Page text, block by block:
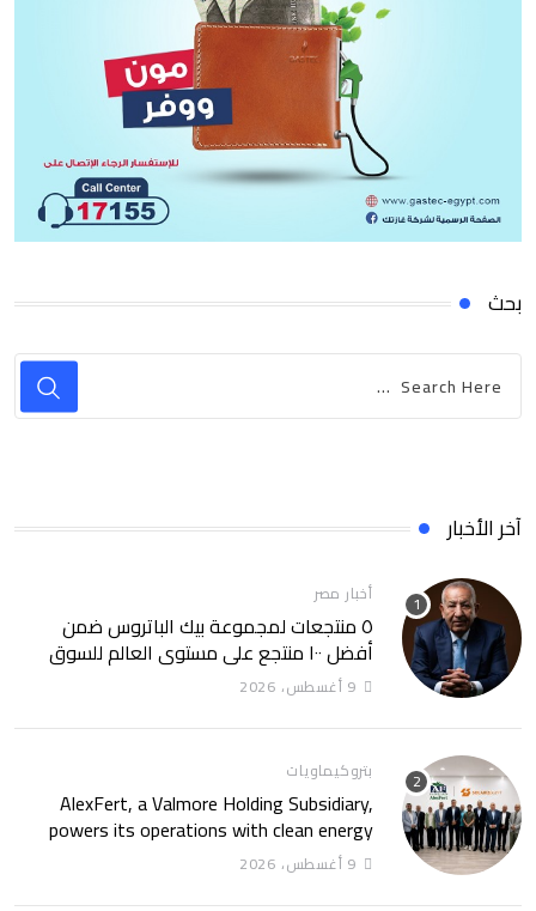
بحث
آخر الأخبار
أخبار مصر
٥ منتجعات لمجموعة بيك الباتروس ضمن
أفضل ١٠٠ منتجع على مستوى العالم للسوق
الروسى
9 أغسطس، 2026
بتروكيماويات
AlexFert, a Valmore Holding Subsidiary,
powers its operations with clean energy
through a 30-year partnership with
SolarizEgypt
9 أغسطس، 2026